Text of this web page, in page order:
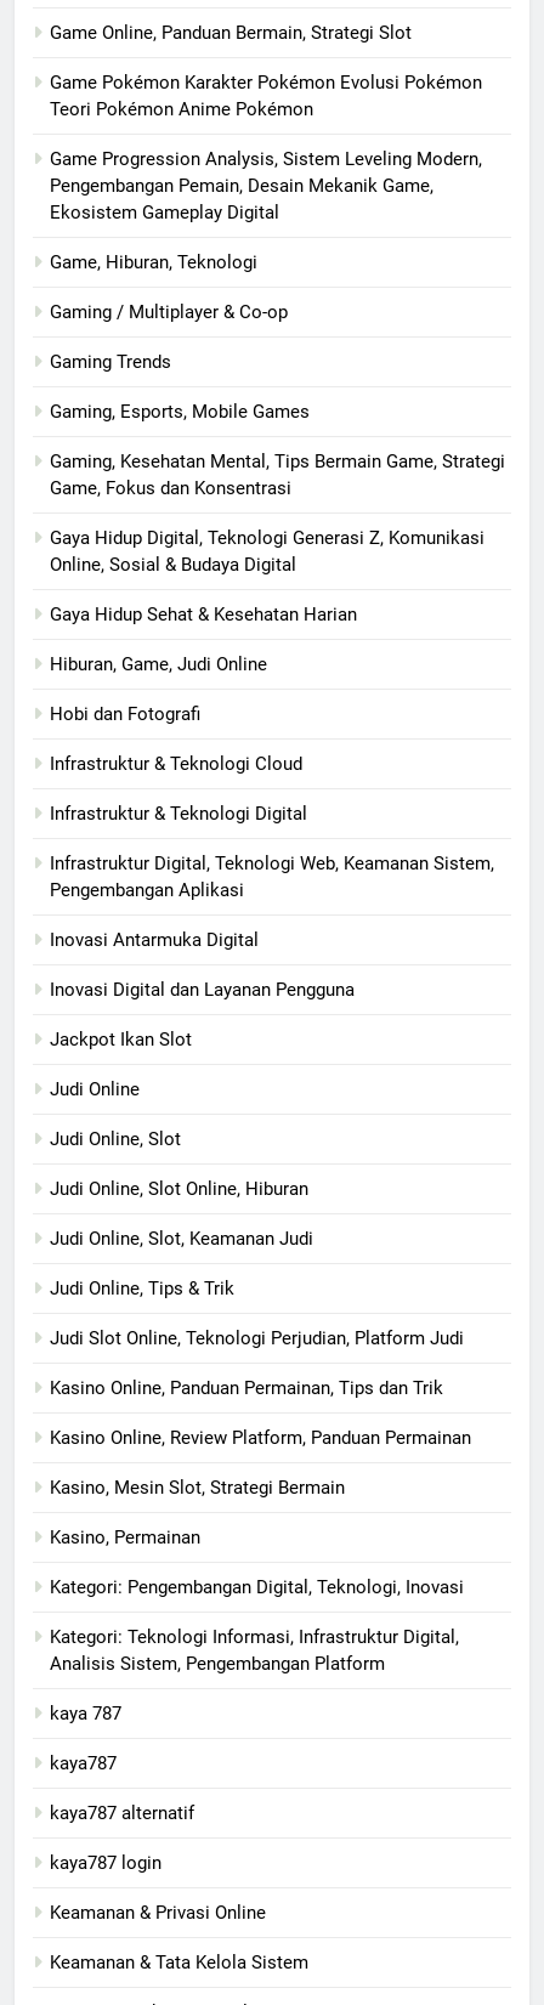
Game Online, Panduan Bermain, Strategi Slot
Game Pokémon Karakter Pokémon Evolusi Pokémon
Teori Pokémon Anime Pokémon
Game Progression Analysis, Sistem Leveling Modern,
Pengembangan Pemain, Desain Mekanik Game,
Ekosistem Gameplay Digital
Game, Hiburan, Teknologi
Gaming / Multiplayer & Co-op
Gaming Trends
Gaming, Esports, Mobile Games
Gaming, Kesehatan Mental, Tips Bermain Game, Strategi
Game, Fokus dan Konsentrasi
Gaya Hidup Digital, Teknologi Generasi Z, Komunikasi
Online, Sosial & Budaya Digital
Gaya Hidup Sehat & Kesehatan Harian
Hiburan, Game, Judi Online
Hobi dan Fotografi
Infrastruktur & Teknologi Cloud
Infrastruktur & Teknologi Digital
Infrastruktur Digital, Teknologi Web, Keamanan Sistem,
Pengembangan Aplikasi
Inovasi Antarmuka Digital
Inovasi Digital dan Layanan Pengguna
Jackpot Ikan Slot
Judi Online
Judi Online, Slot
Judi Online, Slot Online, Hiburan
Judi Online, Slot, Keamanan Judi
Judi Online, Tips & Trik
Judi Slot Online, Teknologi Perjudian, Platform Judi
Kasino Online, Panduan Permainan, Tips dan Trik
Kasino Online, Review Platform, Panduan Permainan
Kasino, Mesin Slot, Strategi Bermain
Kasino, Permainan
Kategori: Pengembangan Digital, Teknologi, Inovasi
Kategori: Teknologi Informasi, Infrastruktur Digital,
Analisis Sistem, Pengembangan Platform
kaya 787
kaya787
kaya787 alternatif
kaya787 login
Keamanan & Privasi Online
Keamanan & Tata Kelola Sistem